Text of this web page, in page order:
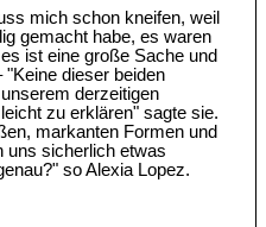
mich schon kneifen, weil
gemacht habe, es waren
ist eine große Sache und
"Keine dieser beiden
derzeitigen
zu erklären" sagte sie.
markanten Formen und
uns sicherlich etwas
so Alexia Lopez.